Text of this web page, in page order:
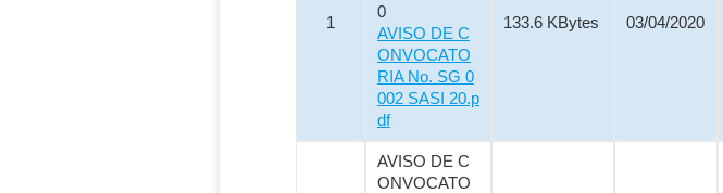
1
0
AVISO DE C
ONVOCATO
RIA No. SG 0
002 SASI 20.p
df
133.6 KBytes 03/04/2020
AVISO DE C
ONVOCATO